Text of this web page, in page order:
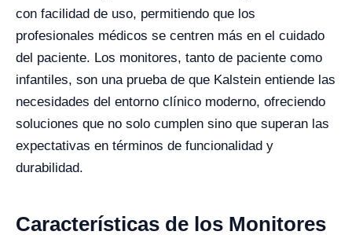
con facilidad de uso, permitiendo que los
profesionales médicos se centren más en el cuidado
del paciente. Los monitores, tanto de paciente como
infantiles, son una prueba de que Kalstein entiende las
necesidades del entorno clínico moderno, ofreciendo
soluciones que no solo cumplen sino que superan las
expectativas en términos de funcionalidad y
durabilidad.
Características de los Monitores